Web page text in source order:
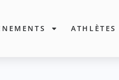
ATHLÈTES